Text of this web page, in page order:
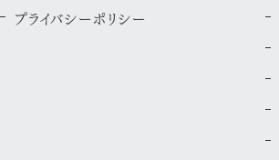
プライバシーポリシー